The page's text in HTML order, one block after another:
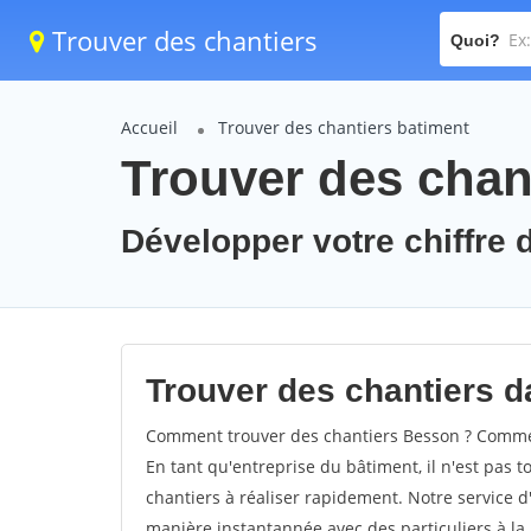
Trouver des chantiers Quoi?
Accueil Trouver des chantiers batiment
Trouver des
Développer votre chiffre
Trouver des chantiers
Comment trouver des chantiers Besson ?
En tant qu'entreprise du bâtiment, il n'est pas
chantiers à réaliser rapidement. Notre service